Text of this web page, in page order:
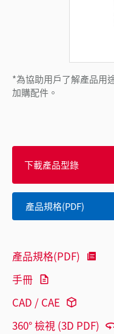
*為協助用戶了解產品用
加購配件。
下載產品型錄
產品規格(PDF)
產品規格(PDF)
手冊
CAD / CAE
360° 檢視 (3D PDF)